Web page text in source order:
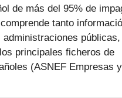
de más del 95% de
tanto
administraciones
principales ficheros de
(ASNEF Empresas